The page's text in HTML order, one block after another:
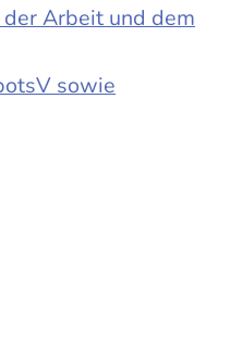
Arbeit und dem
sowie